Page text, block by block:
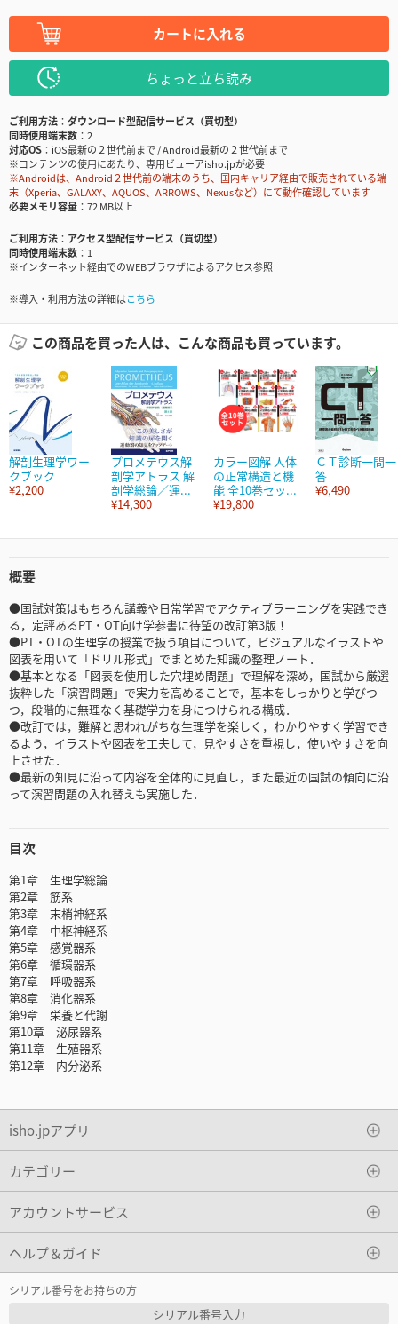
カートに入れる
ちょっと立ち読み
ご利用方法
ダウンロード型配信サービス（買切型）
同時使用端末数
2
対応OS
iOS最新の２世代前まで / Android最新の２世代前まで
※コンテンツの使用にあたり、専用ビューアisho.jpが必要
※Androidは、Android２世代前の端末のうち、国内キャリア経由で販売されている端
末（Xperia、GALAXY、AQUOS、ARROWS、Nexusなど）にて動作確認しています
必要メモリ容量
72 MB以上
ご利用方法
アクセス型配信サービス（買切型）
同時使用端末数
1
※インターネット経由でのWEBブラウザによるアクセス参照
※導入・利用方法の詳細はこちら
この商品を買った人は、こんな商品も買っています。
解剖生理学ワー
クブック
¥2,200
プロメテウス解
剖学アトラス 解
剖学総論／運...
¥14,300
カラー図解 人体
の正常構造と機
能 全10巻セッ...
¥19,800
ＣＴ診断一問一
答
¥6,490
概要
●国試対策はもちろん講義や日常学習でアクティブラーニングを実践でき
る，定評あるPT・OT向け学参書に待望の改訂第3版！
●PT・OTの生理学の授業で扱う項目について，ビジュアルなイラストや
図表を用いて「ドリル形式」でまとめた知識の整理ノート．
●基本となる「図表を使用した穴埋め問題」で理解を深め，国試から厳選
抜粋した「演習問題」で実力を高めることで，基本をしっかりと学びつ
つ，段階的に無理なく基礎学力を身につけられる構成．
●改訂では，難解と思われがちな生理学を楽しく，わかりやすく学習でき
るよう，イラストや図表を工夫して，見やすさを重視し，使いやすさを向
上させた．
●最新の知見に沿って内容を全体的に見直し，また最近の国試の傾向に沿
って演習問題の入れ替えも実施した．
目次
第1章 生理学総論
第2章 筋系
第3章 末梢神経系
第4章 中枢神経系
第5章 感覚器系
第6章 循環器系
第7章 呼吸器系
第8章 消化器系
第9章 栄養と代謝
第10章 泌尿器系
第11章 生殖器系
第12章 内分泌系
isho.jpアプリ
カテゴリー
アカウントサービス
ヘルプ＆ガイド
シリアル番号をお持ちの方
シリアル番号入力